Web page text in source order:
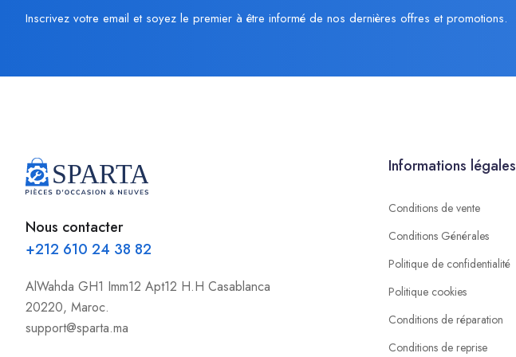
Inscrivez votre email et soyez le premier à être informé de nos dernières offres et promotions.
Nous contacter
+212 610 24 38 82
AlWahda GH1 Imm12 Apt12 H.H Casablanca
20220, Maroc.
support@sparta.ma
Informations légales
Conditions de vente
Conditions Générales
Politique de confidentialité
Politique cookies
Conditions de réparation
Conditions de reprise